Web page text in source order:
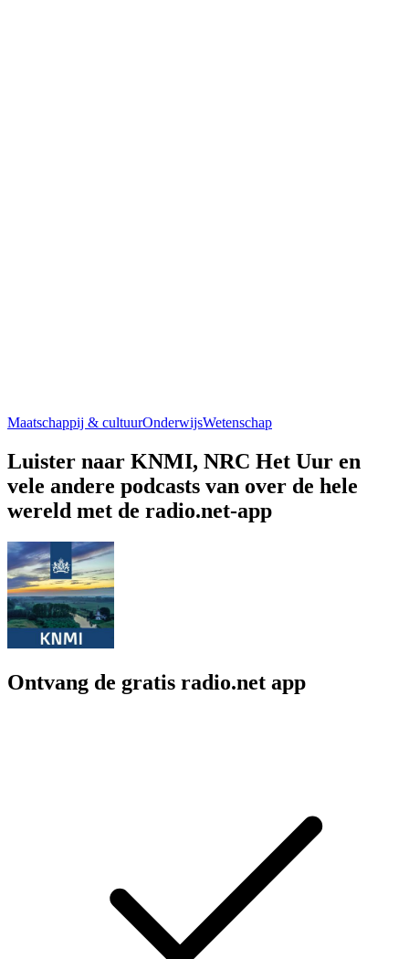
Maatschappij & cultuurOnderwijsWetenschap
Luister naar KNMI, NRC Het Uur en
vele andere podcasts van over de hele
wereld met de radio.net-app
Ontvang de gratis radio.net app